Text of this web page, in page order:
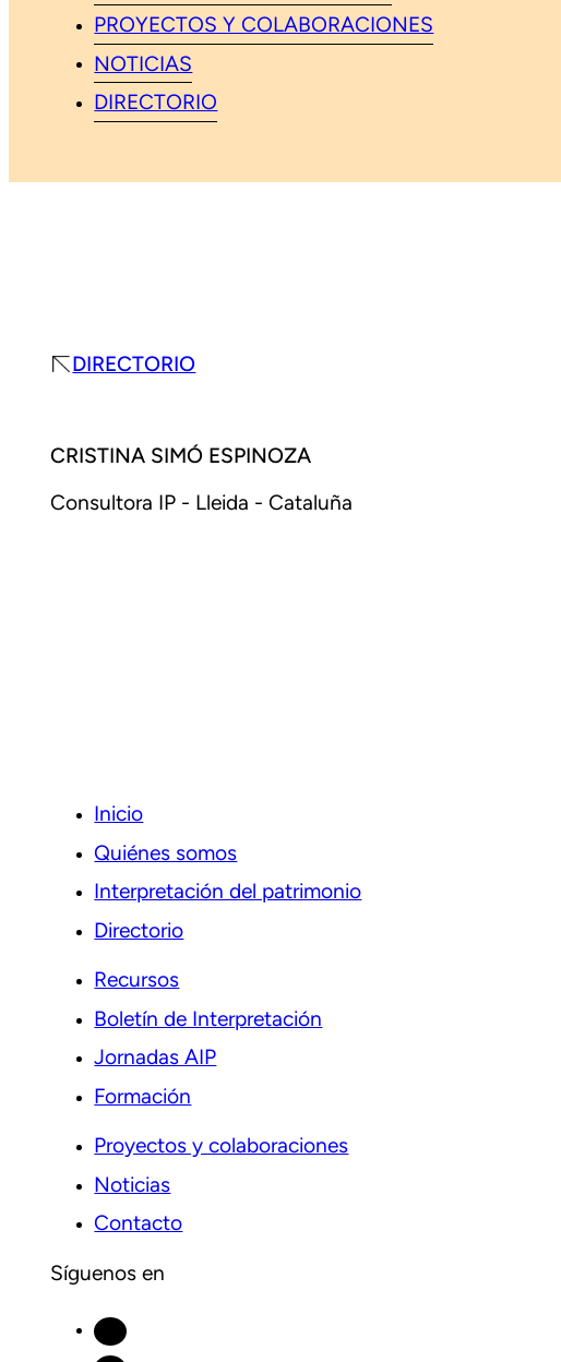
PROYECTOS Y COLABORACIONES
NOTICIAS
DIRECTORIO
DIRECTORIO
CRISTINA SIMÓ ESPINOZA
Consultora IP - Lleida - Cataluña
Inicio
Quiénes somos
Interpretación del patrimonio
Directorio
Recursos
Boletín de Interpretación
Jornadas AIP
Formación
Proyectos y colaboraciones
Noticias
Contacto
Síguenos en